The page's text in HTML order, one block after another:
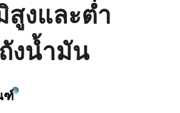
งและต่ำ
งน้ำมัน
ฑ์